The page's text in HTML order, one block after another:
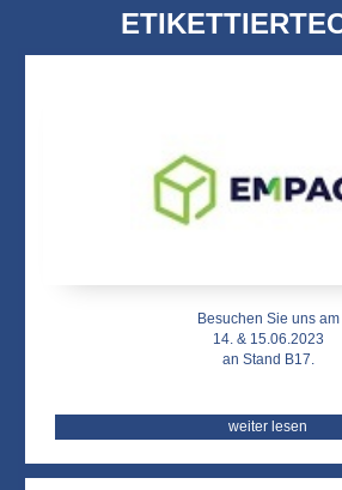
Besuchen Sie uns am
14. & 15.06.2023
an Stand B17.
weiter lesen